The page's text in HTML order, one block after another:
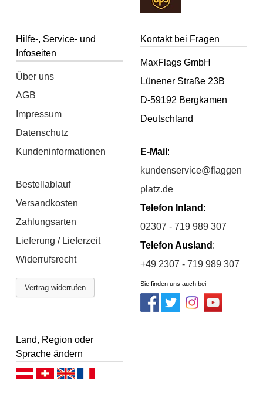
Hilfe-, Service- und
Infoseiten
Über uns
AGB
Impressum
Datenschutz
Kundeninformationen
Bestellablauf
Versandkosten
Zahlungsarten
Lieferung / Lieferzeit
Widerrufsrecht
Vertrag widerrufen
Kontakt bei Fragen
MaxFlags GmbH
Lünener Straße 23B
D-59192 Bergkamen
Deutschland
E-Mail :
kundenservice@flaggen
platz.de
Telefon Inland :
02307 - 719 989 307
Telefon Ausland :
+49 2307 - 719 989 307
Sie finden uns auch bei
Land, Region oder
Sprache ändern
Deutsch (AT)Deutsch (CH)